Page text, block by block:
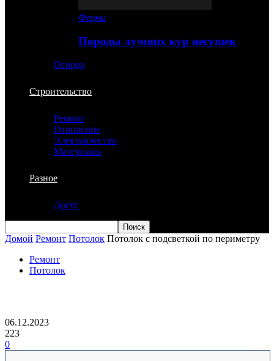
Ферма
Породы лучших кур несушек
Огород
Строительство
Ремонт
Отопление
Электричество
Материалы
Разное
Досуг
Домой Ремонт Потолок Потолок с подсветкой по периметру
Ремонт
Потолок
06.12.2023
223
0